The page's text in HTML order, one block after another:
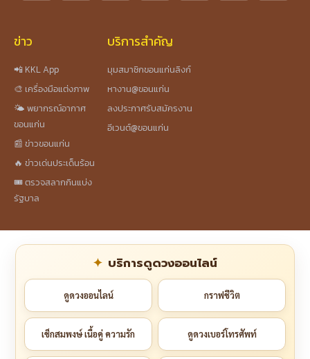
ข่าว
📲 KKL App
🎨 เครื่องมือแต่งภาพ
🌤️ พยากรณ์อากาศ
ขอนแก่น
📰 ข่าวขอนแก่น
🔥 ข่าวเด่นประเด็นร้อน
🎟️ ตรวจสลากกินแบ่ง
รัฐบาล
บริการสำคัญ
มุมสมาชิกขอนแก่นลิงก์
หางาน@ขอนแก่น
ลงประกาศรับสมัครงาน
อีเวนต์@ขอนแก่น
บริการดูดวงออนไลน์
ดูดวงออนไลน์ กราฟชีวิต
เช็กสมพงษ์ เนื้อคู่ ความรัก ดูดวงเบอร์โทรศัพท์